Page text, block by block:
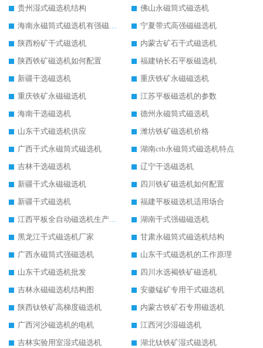
贵州湿式磁选机结构
佛山永磁筒式磁选机
海南永磁筒式磁选机有强磁的吗
宁夏带式高强磁磁选机
陕西粉矿干式磁选机
内蒙古矿石干式磁选机
陕西铁矿磁选机如何配置
福建钠长石平板磁选机
新疆干选磁选机
重庆铁矿永磁磁选机
重庆铁矿永磁磁选机
江苏平板磁选机的参数
海南干选磁选机
德州永磁筒式磁选机
山东干式磁选机供应
潍坊铁矿磁选机价格
广西干式永磁筒式磁选机
湖南ctb永磁筒式磁选机特点
吉林干选磁选机
辽宁干选磁选机
新疆干式永磁磁选机
四川铁矿磁选机如何配置
新疆干式磁选机
福建平板磁选机适用场合
江西平板全自动磁选机生产厂家
湖南干式强磁磁选机
黑龙江干式磁选机厂家
甘肃永磁筒式磁选机结构
广西永磁筒式强磁选机
山东干式磁选机的工作原理
山东干式磁选机批发
四川水选褐铁矿磁选机
吉林永磁磁选机结构图
安徽锰矿专用干式磁选机
陕西钛铁矿高梯度磁选机
内蒙古铁矿石专用磁选机
广西河沙磁选机的电机
江西河沙湿磁选机
吉林实验用室湿式磁选机
湖北钛铁矿湿式磁选机